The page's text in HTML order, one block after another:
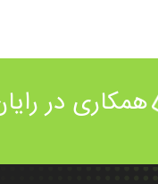
همکاری در